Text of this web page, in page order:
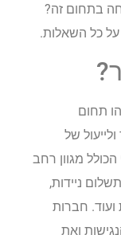
בתחום זה?
כל השאלות.
תחום
של
מגוון רחב
ניידות,
חברות
ואת